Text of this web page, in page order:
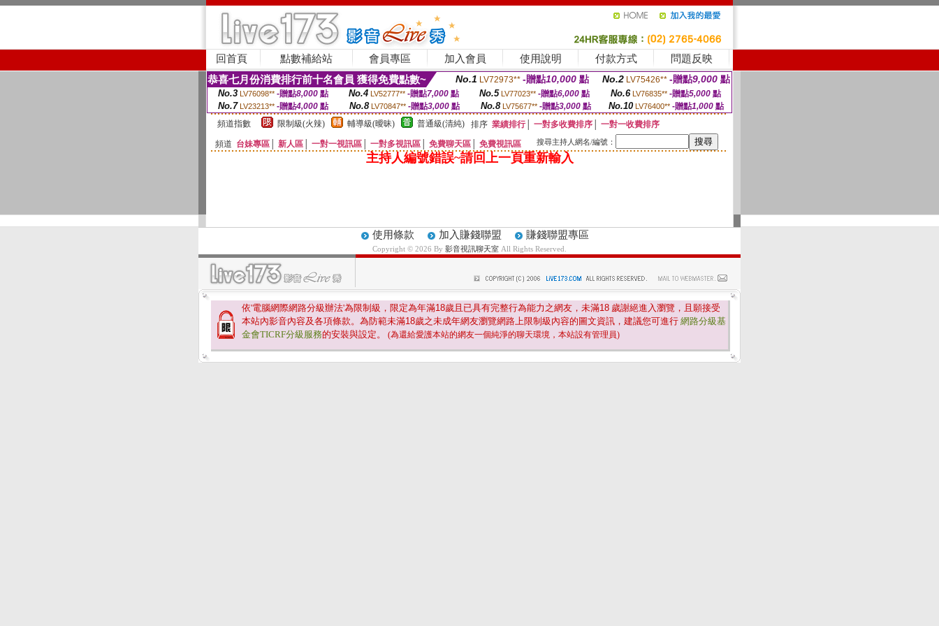
回首頁 點數補給站 會員專區 加入會員 使用說明 付款方式 問題反映
恭喜七月份消費排行前十名會員 獲得免費點數~ No.1 LV72973** -贈點10,000 點 No.2 LV75426** -贈點9,000 點
No.3 LV76098** -贈點8,000點 No.4 LV52777** -贈點7,000點 No.5 LV77023** -贈點6,000點 No.6 LV76835** -贈點5,000點
No.7 LV23213** -贈點4,000 點 No.8 LV70847** -贈點3,000 點 No.8 LV75677** -贈點3,000點 No.10 LV76400** -贈點1,000 點
頻道指數
限制級(火辣) 輔導級(曖昧) 普通級(清純) 排序 業績排行│ 一對多收費排序
一對一收費排序
頻道 台妹專區 新人區 一對一視訊區 一對多視訊區 免費聊天區 免費視訊區 搜尋主持人網名/編號：
主持人編號錯誤~請回上一頁重新輸入
使用條款 加入賺錢聯盟 賺錢聯盟專區
Copyright © 2026 By 影音視訊聊天室 All Rights Reserved.
依'電腦網際網路分級辦法'為限制級，限定為年滿18歲且已具有完整行為能力之網友，未滿18 歲謝絕進入瀏覽，且願接受
本站內影音內容及各項條款。為防範未滿18歲之未成年網友瀏覽網路上限制級內容的圖文資訊，建議您可進行 網路分級基
金會TICRF分級服務的安裝與設定。 (為還給愛護本站的網友一個純淨的聊天環境，本站設有管理員)